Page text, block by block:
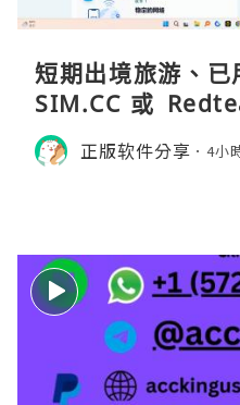
短期出境旅游、
SIM.CC 或
货。需要“当地号
打车、外卖、客
正版软件分享 4小